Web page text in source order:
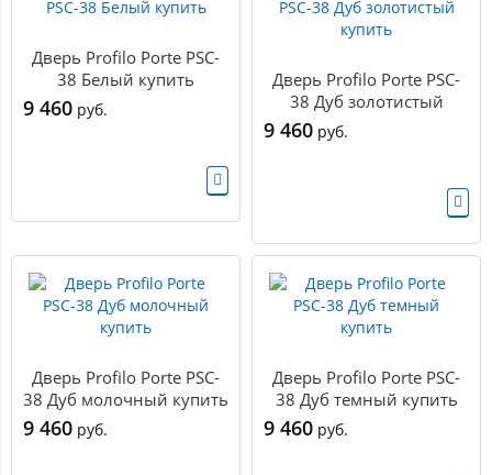
Дверь Profilo Porte PSC-
38 Белый купить
9 460 руб.
Дверь Profilo Porte PSC-
38 Дуб золотистый
купить
9 460 руб.
Дверь Profilo Porte PSC-
38 Дуб молочный купить
9 460 руб.
Дверь Profilo Porte PSC-
38 Дуб темный купить
9 460 руб.